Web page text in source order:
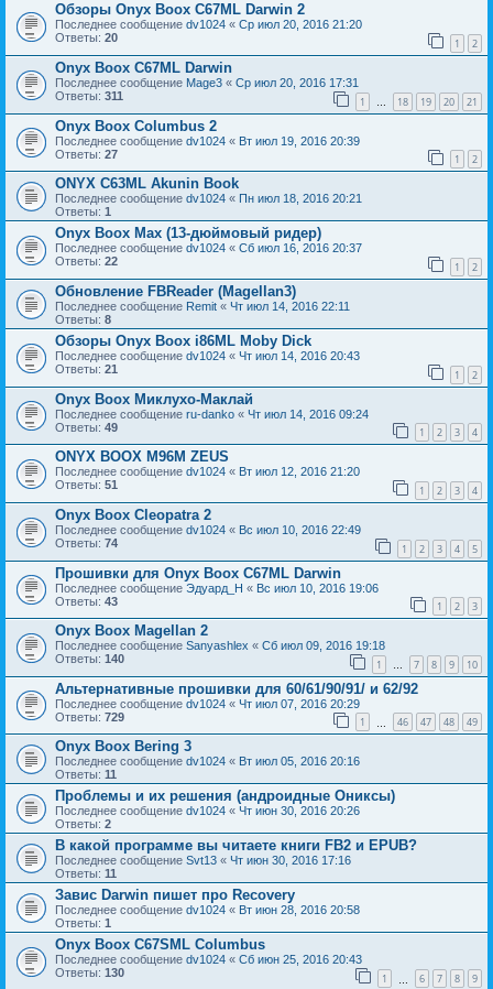
Обзоры Onyx Boox C67ML Darwin 2
Последнее сообщение dv1024 « Ср июл 20, 2016 21:20
Ответы: 20 1 2
Onyx Boox C67ML Darwin
Последнее сообщение Mage3 « Ср июл 20, 2016 17:31
Ответы: 311 1 … 18 19 20 21
Onyx Boox Columbus 2
Последнее сообщение dv1024 « Вт июл 19, 2016 20:39
Ответы: 27 1 2
ONYX C63ML Akunin Book
Последнее сообщение dv1024 « Пн июл 18, 2016 20:21
Ответы: 1
Onyx Boox Max (13-дюймовый ридер)
Последнее сообщение dv1024 « Сб июл 16, 2016 20:37
Ответы: 22 1 2
Обновление FBReader (Magellan3)
Последнее сообщение Remit « Чт июл 14, 2016 22:11
Ответы: 8
Обзоры Onyx Boox i86ML Moby Dick
Последнее сообщение dv1024 « Чт июл 14, 2016 20:43
Ответы: 21 1 2
Onyx Boox Миклухо-Маклай
Последнее сообщение ru-danko « Чт июл 14, 2016 09:24
Ответы: 49 1 2 3 4
ONYX BOOX M96M ZEUS
Последнее сообщение dv1024 « Вт июл 12, 2016 21:20
Ответы: 51 1 2 3 4
Onyx Boox Cleopatra 2
Последнее сообщение dv1024 « Вс июл 10, 2016 22:49
Ответы: 74 1 2 3 4 5
Прошивки для Onyx Boox C67ML Darwin
Последнее сообщение Эдуард_Н « Вс июл 10, 2016 19:06
Ответы: 43 1 2 3
Onyx Boox Magellan 2
Последнее сообщение Sanyashlex « Сб июл 09, 2016 19:18
Ответы: 140 1 … 7 8 9 10
Альтернативные прошивки для 60/61/90/91/ и 62/92
Последнее сообщение dv1024 « Чт июл 07, 2016 20:29
Ответы: 729 1 46 47 48 49
Onyx Boox Bering 3
Последнее сообщение dv1024 « Вт июл 05, 2016 20:16
Ответы: 11
Проблемы и их решения (андроидные Ониксы)
Последнее сообщение dv1024 « Чт июн 30, 2016 20:26
Ответы: 2
В какой программе вы читаете книги FB2 и EPUB?
Последнее сообщение Svt13 « Чт июн 30, 2016 17:16
Ответы: 11
Завис Darwin пишет про Recovery
Последнее сообщение dv1024 « Вт июн 28, 2016 20:58
Ответы: 1
Onyx Boox C67SML Columbus
Последнее сообщение dv1024 « Сб июн 25, 2016 20:43
Ответы: 130 1 6 7 8 9